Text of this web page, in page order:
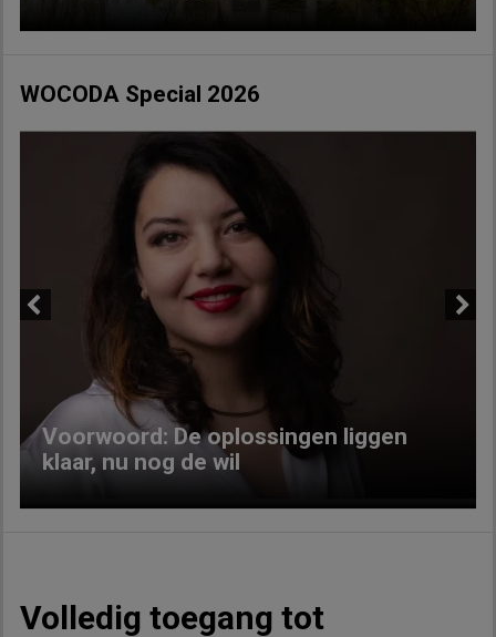
WOCODA Special 2026
Voorwoord: De oplossingen liggen
klaar, nu nog de wil
Volledig toegang tot